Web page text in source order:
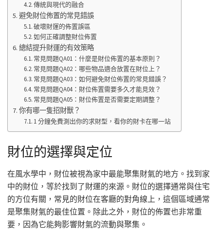
傳統與現代的融合
避免財位佈置的常見錯誤
破壞財運的佈置誤區
如何正確調整財位佈置
總結提升財運的有效策略
常見問題QA01：什麼是財位佈置的基本原則？
常見問題QA02：哪些物品適合放置在財位上？
常見問題QA03：如何避免財位佈置的常見錯誤？
常見問題QA04：財位佈置需要多久才能見效？
常見問題QA05：財位佈置是否需要定期調整？
你有哪一隻招財獸？
1 分鐘免費測出你的求財型，看你的財卡在哪一站
財位的選擇與定位
在風水學中，財位被視為家中最能聚集財氣的地方。找到家
中的財位，等於找到了財運的來源。財位的選擇通常與住宅
的方位有關，常見的財位在客廳的對角線上，這個區域通常
是聚集財氣的最佳位置。除此之外，財位的佈置也非常重
要，因為它能夠影響財氣的流動與聚集。